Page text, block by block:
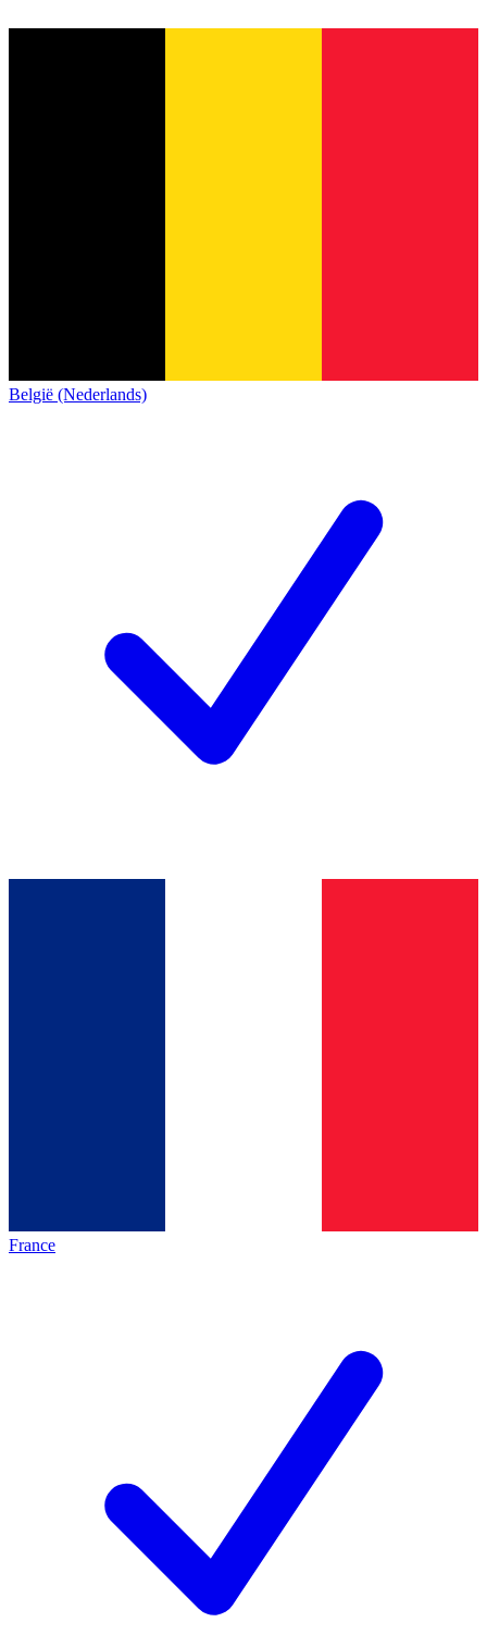
België (Nederlands)
France